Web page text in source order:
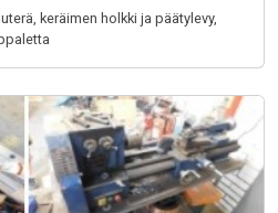
keräimen holkki ja päätylevy,